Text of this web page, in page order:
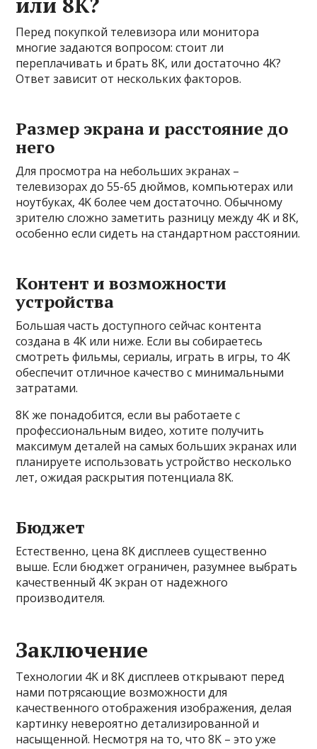
Перед покупкой телевизора или монитора
многие задаются вопросом: стоит ли
переплачивать и брать 8K, или достаточно 4K?
Ответ зависит от нескольких факторов.
Размер экрана и расстояние до
него
Для просмотра на небольших экранах –
телевизорах до 55-65 дюймов, компьютерах или
ноутбуках, 4K более чем достаточно. Обычному
зрителю сложно заметить разницу между 4K и 8K,
особенно если сидеть на стандартном расстоянии.
Контент и возможности
устройства
Большая часть доступного сейчас контента
создана в 4K или ниже. Если вы собираетесь
смотреть фильмы, сериалы, играть в игры, то 4K
обеспечит отличное качество с минимальными
затратами.
8K же понадобится, если вы работаете с
профессиональным видео, хотите получить
максимум деталей на самых больших экранах или
планируете использовать устройство несколько
лет, ожидая раскрытия потенциала 8K.
Бюджет
Естественно, цена 8K дисплеев существенно
выше. Если бюджет ограничен, разумнее выбрать
качественный 4K экран от надежного
производителя.
Заключение
Технологии 4K и 8K дисплеев открывают перед
нами потрясающие возможности для
качественного отображения изображения, делая
картинку невероятно детализированной и
насыщенной. Несмотря на то, что 8K – это уже